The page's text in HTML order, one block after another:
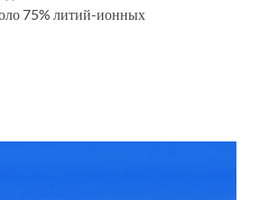
75% литий-ионных